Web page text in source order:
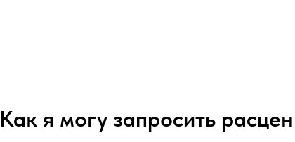
Как я могу запросить